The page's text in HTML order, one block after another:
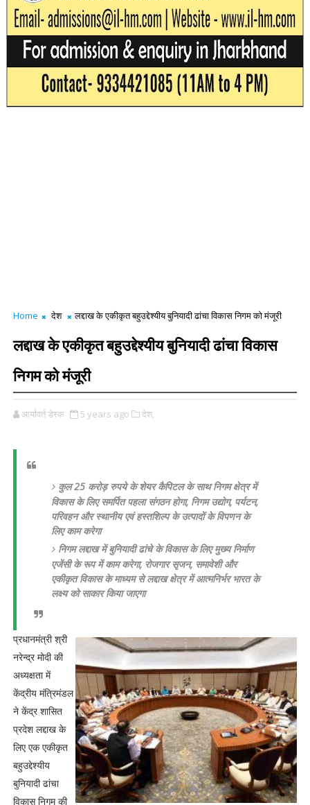
Home देश लद्दाख के एकीकृत बहुउद्देश्यीय बुनियादी ढांचा विकास निगम को मंजूरी
लद्दाख के एकीकृत बहुउद्देश्यीय बुनियादी ढांचा विकास
निगम को मंजूरी
आर्यावर्त डेस्क 5 years ago देश,
कुल 25 करोड़ रुपये के शेयर कैपिटल के साथ निगम क्षेत्र में
विकास के लिए समर्पित पहला संगठन होगा, निगम उद्योग, पर्यटन,
परिवहन और स्थानीय एवं हस्तशिल्प के उत्पादों के विपणन के
लिए काम करेगा
निगम लद्दाख में बुनियादी ढांचे के विकास के लिए मुख्य निर्माण
एजेंसी के रूप में काम करेगा, रोजगार सृजन, समावेशी और
एकीकृत विकास के माध्यम से लद्दाख क्षेत्र में आत्मनिर्भर भारत के
लक्ष्य को साकार किया जाएगा
प्रधानमंत्री श्री
नरेन्द्र मोदी की
अध्यक्षता में
केंद्रीय मंत्रिमंडल
ने केंद्र शासित
प्रदेश लद्दाख के
लिए एक एकीकृत
बहुउद्देश्यीय
बुनियादी ढांचा
विकास निगम की